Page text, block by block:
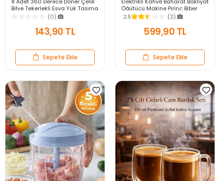
Bilye Tekerlekli Eşya Yük Taşıma
Yapışkanlı Eşya Kaydırma
(0)
143,90 TL
Sepete Ekle
Öğütücü Makine Pirinç Biber
Tahıl Öğütücü Değirmen Gıda
Öğütücü
2.5 (2)
599,90 TL
Sepete Ekle